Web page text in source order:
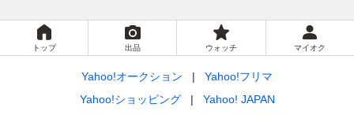
トップ 出品 ウォッチ マイオク
Yahoo!オークション
Yahoo!フリマ
Yahoo!ショッピング
Yahoo! JAPAN